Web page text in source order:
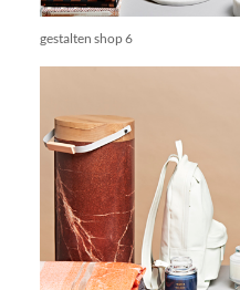
gestalten shop 6